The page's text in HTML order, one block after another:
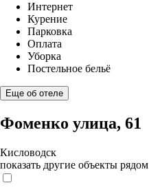
Интернет
Курение
Парковка
Оплата
Уборка
Постельное бельё
Еще об отеле
Фоменко улица, 61
Кисловодск
показать другие объекты рядом